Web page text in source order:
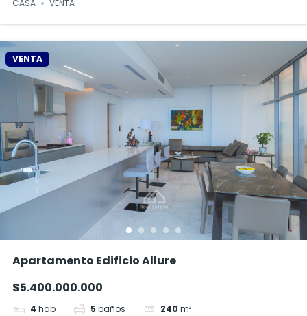
CASA
VENTA
VENTA
Apartamento Edificio Allure
$5.400.000.000
4 hab 5 baños 240 m²